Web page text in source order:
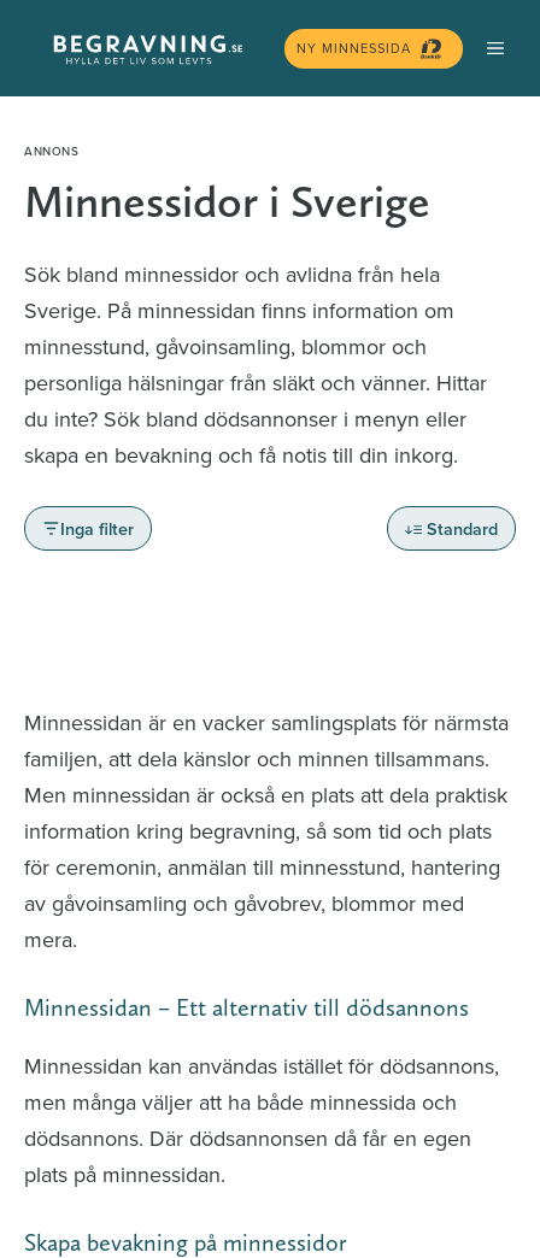
innehåll
NY MINNESSIDA
Minnessidor i Sverige
Sök bland minnessidor och avlidna från hela
Sverige. På minnessidan finns information om
minnesstund, gåvoinsamling, blommor och
personliga hälsningar från släkt och vänner. Hittar
du inte? Sök bland dödsannonser i menyn eller
skapa en bevakning och få notis till din inkorg.
Inga filter Standard
Minnessidan är en vacker samlingsplats för närmsta
familjen, att dela känslor och minnen tillsammans.
Men minnessidan är också en plats att dela praktisk
information kring begravning, så som tid och plats
för ceremonin, anmälan till minnesstund, hantering
av gåvoinsamling och gåvobrev, blommor med
mera.
Minnessidan – Ett alternativ till dödsannons
Minnessidan kan användas istället för dödsannons,
men många väljer att ha både minnessida och
dödsannons. Där dödsannonsen då får en egen
plats på minnessidan.
Skapa bevakning på minnessidor